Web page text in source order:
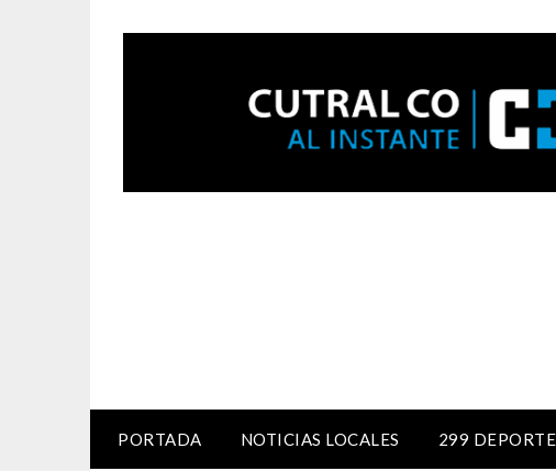
PORTADA NOTICIAS LOCALES 299